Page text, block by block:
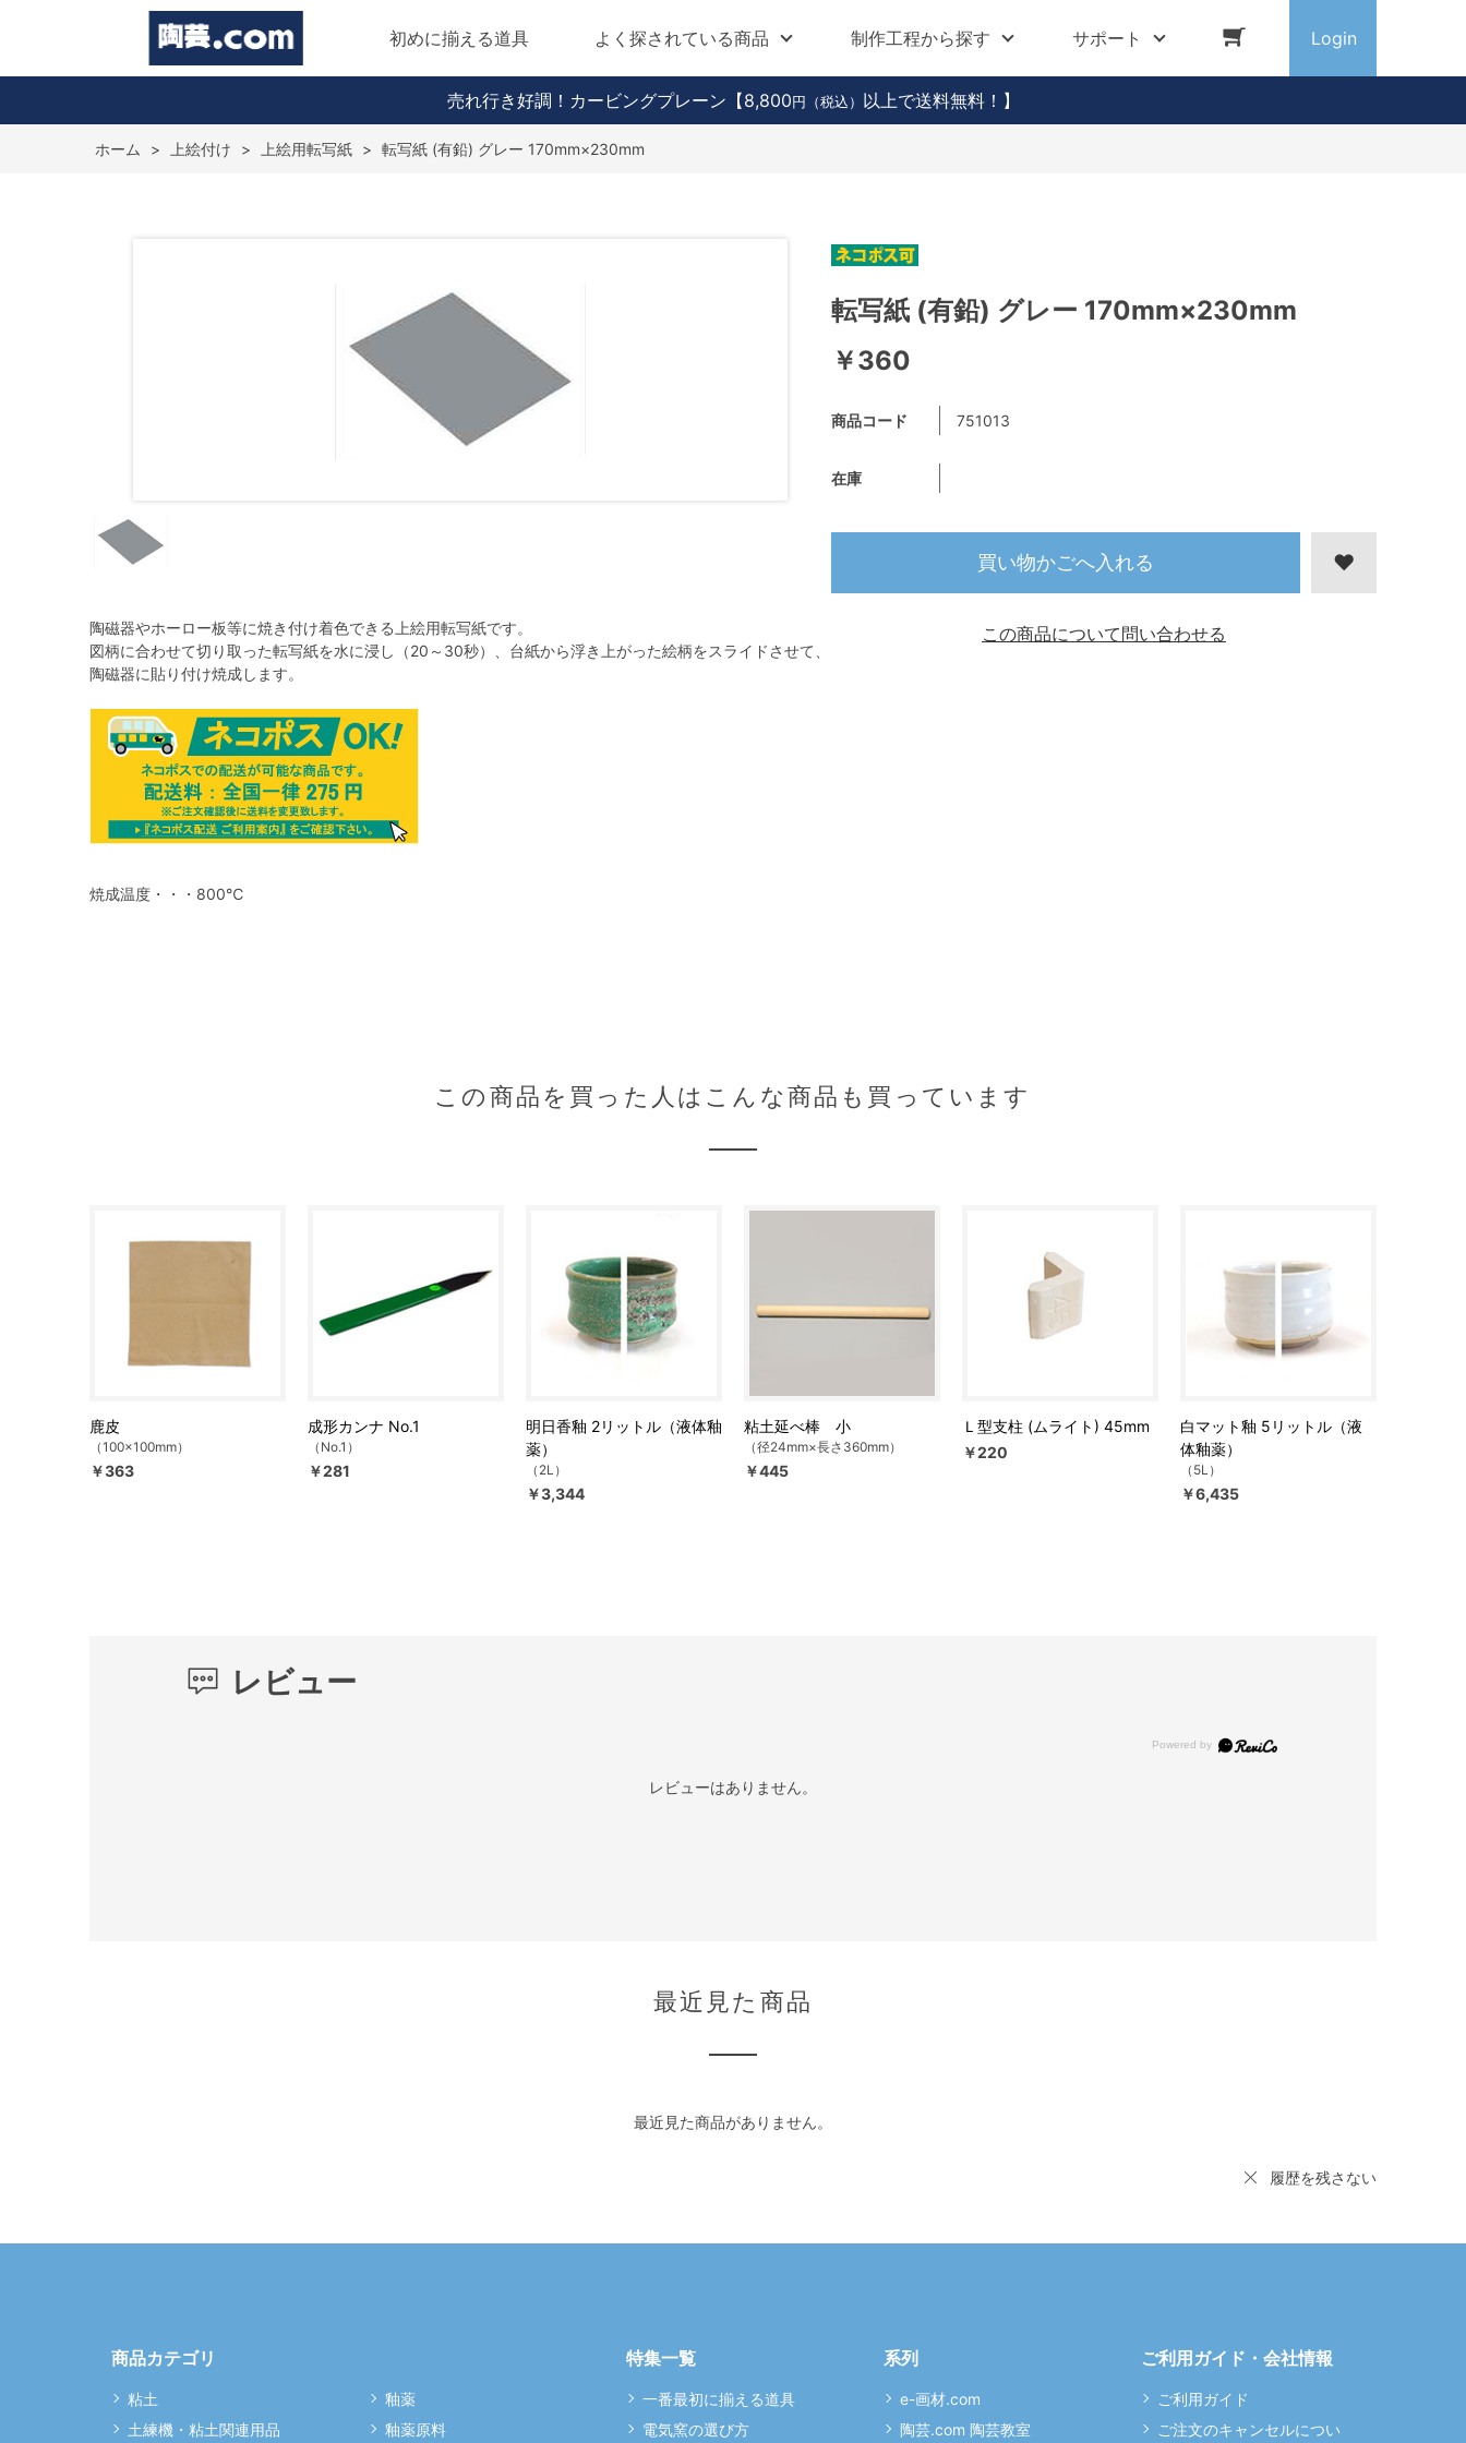
初めに揃える道具 よく探されている商品 制作工程から探す サポート Login
売れ行き好調！カービングプレーン 【8,800 円（税込） 以上で送料無料！】
ホーム > 上絵付け > 上絵用転写紙 > 転写紙 (有鉛) グレー 170mm×230mm
陶磁器やホーロー板等に焼き付け着色できる上絵用転写紙です。
図柄に合わせて切り取った転写紙を水に浸し（20～30秒）、台紙から浮き上がった絵柄をスライドさせて、
陶磁器に貼り付け焼成します。
焼成温度・・・800℃
転写紙 (有鉛) グレー 170mm×230mm
￥360
商品コード 751013
在庫
買い物かごへ入れる
この商品について問い合わせる
この商品を買った人はこんな商品も買っています
鹿皮
（100×100mm）
￥363
成形カンナ No.1
（No.1）
￥281
明日香釉 2リットル（液体釉
薬）
（2L）
￥3,344
粘土延べ棒 小
（径24mm×長さ360mm）
￥445
Ｌ型支柱 (ムライト) 45mm
￥220
白マット釉 5リットル（液
体釉薬）
（5L）
￥6,435
レビュー
レビューはありません。
最近見た商品
最近見た商品がありません。
履歴を残さない
商品カテゴリ
粘土
土練機・粘土関連用品
釉薬
釉薬原料
特集一覧
一番最初に揃える道具
電気窯の選び方
系列
e-画材.com
陶芸.com 陶芸教室
ご利用ガイド・会社情報
ご利用ガイド
ご注文のキャンセルについ